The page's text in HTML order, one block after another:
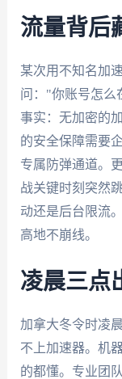
流量背后
某次用不知名加
问："你账号怎么
事实：无加密的
的安全保障需要
专属防弹通道。
战关键时刻突然
动还是后台限流
高地不崩线。
凌晨三点
加拿大冬令时凌
不上加速器。机
的都懂。专业团